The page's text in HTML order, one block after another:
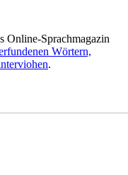
Online-Sprachmagazin
Wörtern,
.